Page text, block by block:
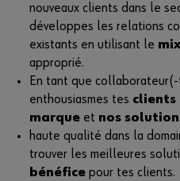
nouveaux clients dans le
développes les relations
existants en utilisant le
approprié.
En tant que
enthousiasmes tes clients
marque et nos
haute qualité dans la
trouver les meilleures
bénéfice pour tes clients.